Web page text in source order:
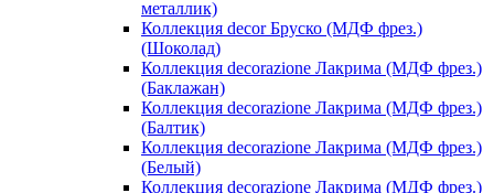
металлик)
Коллекция decor Бруско (МДФ фрез.)
(Шоколад)
Коллекция decorazione Лакрима (МДФ фрез.)
(Баклажан)
Коллекция decorazione Лакрима (МДФ фрез.)
(Балтик)
Коллекция decorazione Лакрима (МДФ фрез.)
(Белый)
Коллекция decorazione Лакрима (МДФ фрез.)